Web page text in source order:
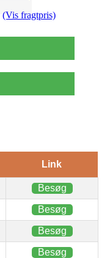
(Vis fragtpris)
Link
Besøg
Besøg
Besøg
Besøg